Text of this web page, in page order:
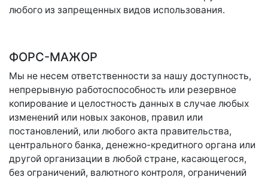
любого из запрещенных видов использования.
ФОРС-МАЖОР
Мы не несем ответственности за нашу доступность,
непрерывную работоспособность или резервное
копирование и целостность данных в случае любых
изменений или новых законов, правил или
постановлений, или любого акта правительства,
центрального банка, денежно-кредитного органа или
другой организации в любой стране, касающегося,
без ограничений, валютного контроля, ограничений